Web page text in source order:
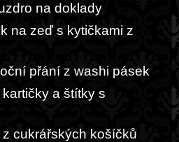
na doklady
na zeď s kytičkami z
přání z washi pásek
a štítky s
cukrářských košíčků